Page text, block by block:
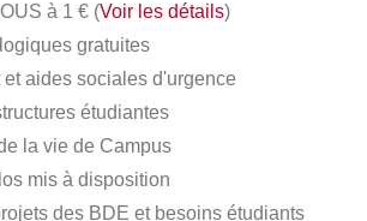
à 1 € (Voir les détails)
gratuites
et aides sociales d'urgence
étudiantes
la vie de Campus
mis à disposition
des BDE et besoins étudiants